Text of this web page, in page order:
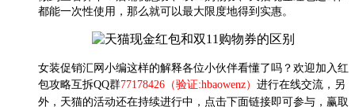
都能一次性使用，那么就可以最大限度地得到实惠。
女装促销汇网小编这样的解释各位小伙伴看懂了吗？欢迎加入红
包攻略互拆QQ群77178426（验证:hbaowenz） 进行在线交流，另
外，天猫的活动还在持续进行中，点击下面链接即可参与，赢取